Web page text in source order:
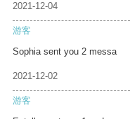
2021-12-04
游客
Sophia sent you 2 messa
2021-12-02
游客